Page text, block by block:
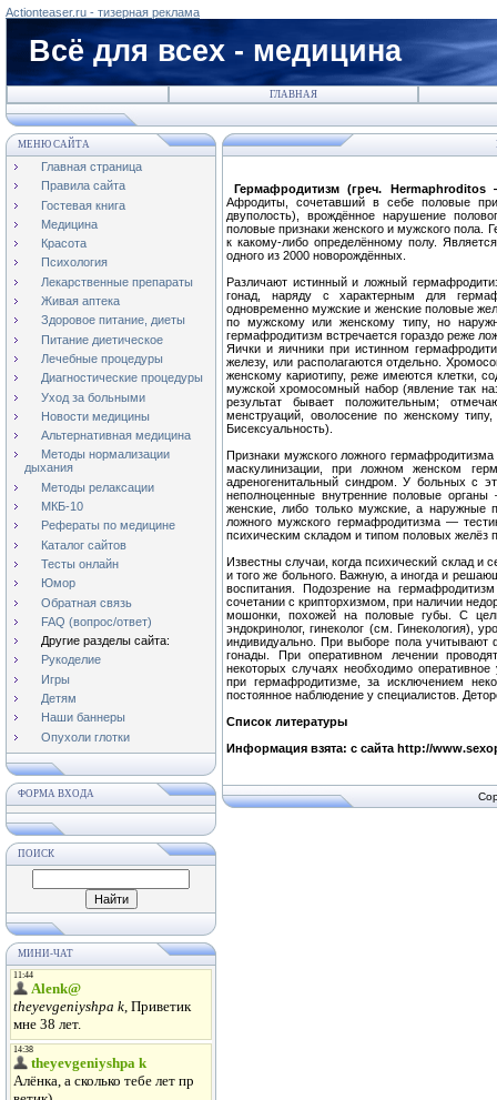
Actionteaser.ru - тизерная реклама
Всё для всех - медицина
ГЛАВНАЯ
МЕНЮ САЙТА
Главная страница
Правила сайта
Гостевая книга
Медицина
Красота
Психология
Лекарственные препараты
Живая аптека
Здоровое питание, диеты
Питание диетическое
Лечебные процедуры
Диагностические процедуры
Уход за больными
Новости медицины
Альтернативная медицина
Методы нормализации
дыхания
Методы релаксации
МКБ-10
Рефераты по медицине
Каталог сайтов
Тесты онлайн
Юмор
Обратная связь
FAQ (вопрос/ответ)
Другие разделы сайта:
Рукоделие
Игры
Детям
Наши баннеры
Опухоли глотки
ФОРМА ВХОДА
ПОИСК
МИНИ-ЧАТ
Гермафродитизм (греч.
Афродиты, сочетавший в себе половые
двуполость), врождённое нарушение
половые признаки женского и мужского пола.
к какому-либо определённому полу.
одного из 2000 новорождённых.
Различают истинный и ложный
гонад, наряду с характерным для
одновременно мужские и женские половые
по мужскому или женскому типу, но
гермафродитизм встречается гораздо реже
Яички и яичники при истинном
железу, или располагаются отдельно.
женскому кариотипу, реже имеются клетки,
мужской хромосомный набор (явление так
результат бывает положительным;
менструаций, оволосение по женскому
Бисексуальность).
Признаки мужского ложного
маскулинизации, при ложном женском
адреногенитальный синдром. У больных с
неполноценные внутренние половые
женские, либо только мужские, а
ложного мужского гермафродитизма —
психическим складом и типом половых желёз
Известны случаи, когда психический склад и
и того же больного. Важную, а иногда и
воспитания. Подозрение на
сочетании с крипторхизмом, при наличии
мошонки, похожей на половые губы. С
эндокринолог, гинеколог (см. Гинекология),
индивидуально. При выборе пола учитывают
гонады. При оперативном лечении
некоторых случаях необходимо
при гермафродитизме, за исключением
постоянное наблюдение у специалистов.
Список литературы
Информация взята: с сайта http://